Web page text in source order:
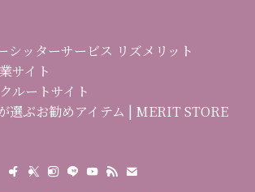
シッターサービス リズメリット
サイト
ルートサイト
選ぶお勧めアイテム | MERIT STORE